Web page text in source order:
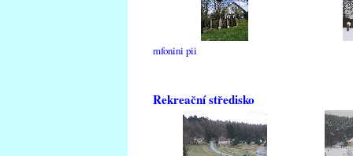
mfonini pii
Rekreační středisko